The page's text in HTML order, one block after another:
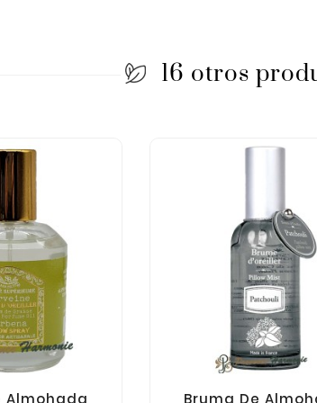
16 otros
Almohada Bruma De